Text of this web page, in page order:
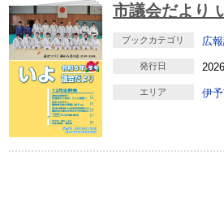
市議会だより
ブックカテゴリ 広
発行日
エリア 伊